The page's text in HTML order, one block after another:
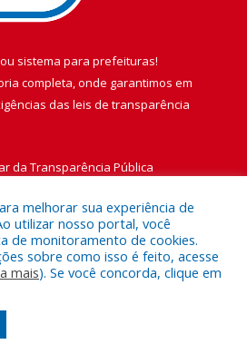
ou sistema para prefeituras!
completa, onde garantimos em
das leis de transparência
da Transparência Pública
a Prefeitura Municipal de Vigia de
Nazaré.
Área Administrativa
melhorar sua experiência de
utilizar nosso portal, você
de monitoramento de cookies.
sobre como isso é feito, acesse
mais). Se você concorda, clique em